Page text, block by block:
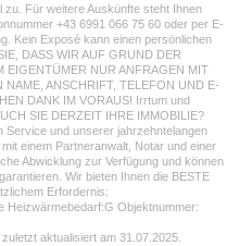
zu. Für weitere Auskünfte steht Ihnen
+43 6991 066 75 60 oder per E-
Kein Exposé kann einen persönlichen
DASS WIR AUF GRUND DER
EIGENTÜMER NUR ANFRAGEN MIT
ANSCHRIFT, TELEFON UND E-
DANK IM VORAUS! Irrtum und
SIE DERZEIT IHRE IMMOBILIE?
Service und unserer jahrzehntelangen
einem Partneranwalt, Notar und einer
Abwicklung zur Verfügung und können
Wir bieten Ihnen die BESTE
Erfordernis:
Heizwärmebedarf:G Objektnummer:
aktualisiert am 31.07.2025.